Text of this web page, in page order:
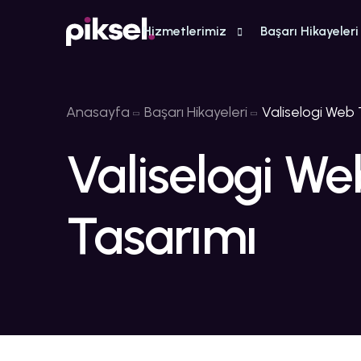
Hizmetlerimiz Başarı Hikayeleri
Anasayfa Başarı Hikayeleri Valiselogi Web
Valiselogi
Tasarımı